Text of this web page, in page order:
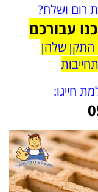
רום ושלח?
עבורכם
התקן שלהן
חייגו: